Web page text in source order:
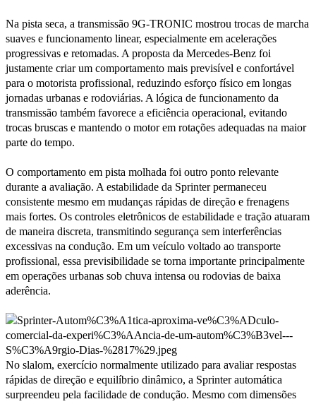
Na pista seca, a transmissão 9G-TRONIC mostrou trocas de marcha
suaves e funcionamento linear, especialmente em acelerações
progressivas e retomadas. A proposta da Mercedes-Benz foi
justamente criar um comportamento mais previsível e confortável
para o motorista profissional, reduzindo esforço físico em longas
jornadas urbanas e rodoviárias. A lógica de funcionamento da
transmissão também favorece a eficiência operacional, evitando
trocas bruscas e mantendo o motor em rotações adequadas na maior
parte do tempo.
O comportamento em pista molhada foi outro ponto relevante
durante a avaliação. A estabilidade da Sprinter permaneceu
consistente mesmo em mudanças rápidas de direção e frenagens
mais fortes. Os controles eletrônicos de estabilidade e tração atuaram
de maneira discreta, transmitindo segurança sem interferências
excessivas na condução. Em um veículo voltado ao transporte
profissional, essa previsibilidade se torna importante principalmente
em operações urbanas sob chuva intensa ou rodovias de baixa
aderência.
No slalom, exercício normalmente utilizado para avaliar respostas
rápidas de direção e equilíbrio dinâmico, a Sprinter automática
surpreendeu pela facilidade de condução. Mesmo com dimensões